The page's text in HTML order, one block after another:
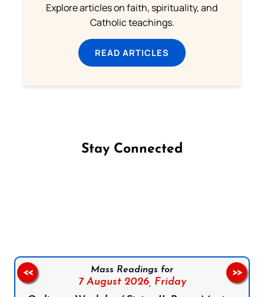
Explore articles on faith, spirituality, and
Catholic teachings.
READ ARTICLES
Stay Connected
Mass Readings for
7 August 2026, Friday
<< >>